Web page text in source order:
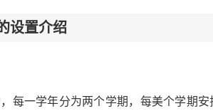
设置介绍
每一学年分为两个学期，每美个学期